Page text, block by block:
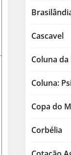
Cascavel
Coluna da
Coluna:
Copa do
Corbélia